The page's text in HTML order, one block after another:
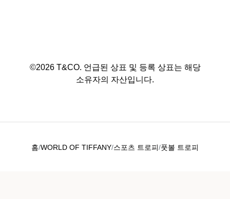
©2026 T&CO. 언급된 상표 및 등록 상표는 해당
소유자의 자산입니다.
홈 WORLD OF TIFFANY 스포츠 트로피 풋볼 트로피